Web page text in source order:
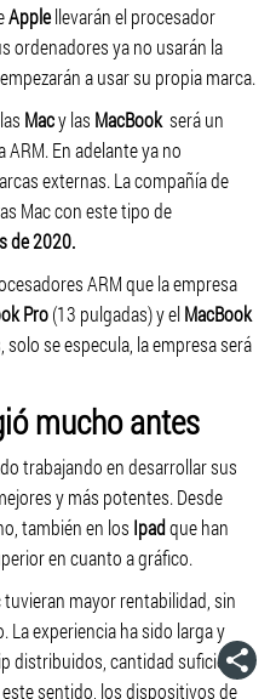
Applellevarán el procesador
ordenadores ya no usarán la
a usar su propia marca.
Macy las MacBook será un
En adelante ya no
externas. La compañía de
Mac con este tipo de
de 2020.
ARM que la empresa
Pro(13 pulgadas) y elMacBook
se especula, la empresa será
mucho antes
trabajando en desarrollar sus
y más potentes. Desde
también en los Ipadque han
en cuanto a gráfico.
mayor rentabilidad, sin
La experiencia ha sido larga y
distribuidos, cantidad suficiente
sentido, los dispositivos de